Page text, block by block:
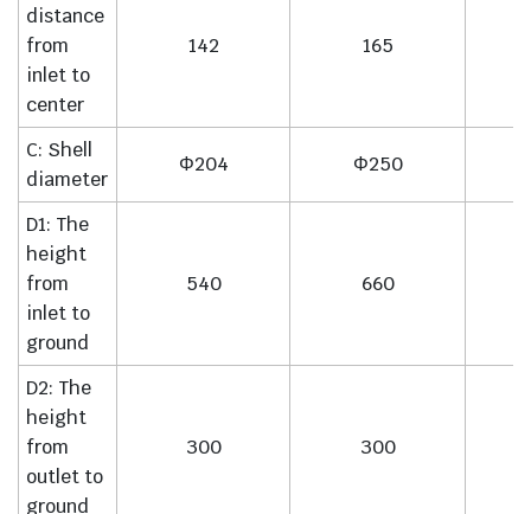
distance
from
inlet to
center
142 165
C: Shell
diameter
Φ204 Φ250
D1: The
height
from
inlet to
ground
540 660
D2: The
height
from
outlet to
ground
300 300